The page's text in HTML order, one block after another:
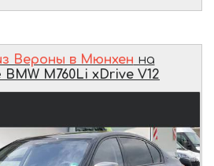
Вероны в Мюнхен на
BMW M760Li xDrive V12